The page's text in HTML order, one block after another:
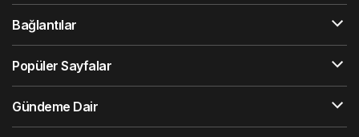
Bağlantılar
Popüler Sayfalar
Gündeme Dair